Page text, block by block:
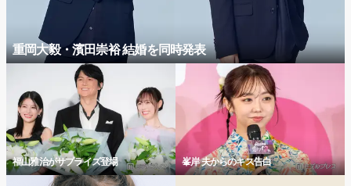
重岡大毅・濱田崇裕 結婚を同時発表
福山雅治がサプライズ登場 峯岸 夫からのキス告白